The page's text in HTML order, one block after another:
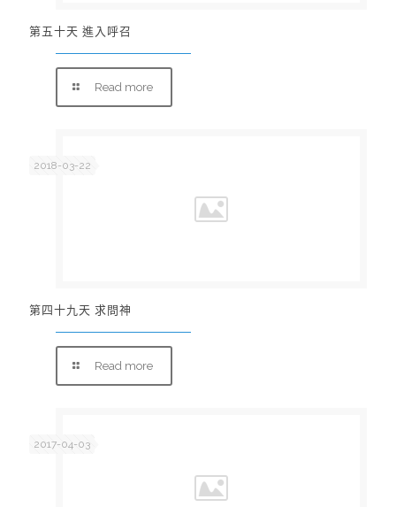
第五十天 進入呼召
Read more
2018-03-22
第四十九天 求問神
Read more
2017-04-03